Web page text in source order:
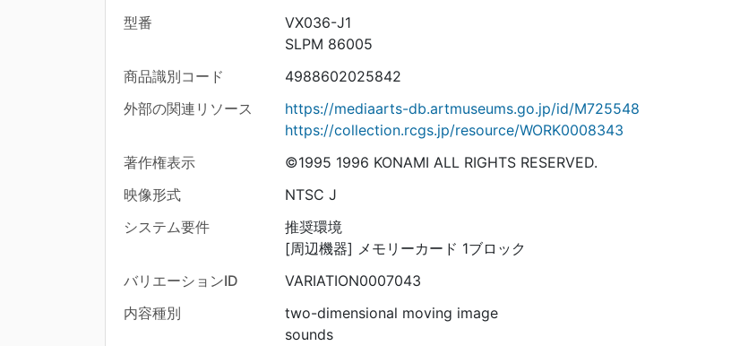
型番
VX036-J1
SLPM 86005
商品識別コード
4988602025842
外部の関連リソース
https://mediaarts-db.artmuseums.go.jp/id/M725548
https://collection.rcgs.jp/resource/WORK0008343
著作権表示
©1995 1996 KONAMI ALL RIGHTS RESERVED.
映像形式
NTSC J
システム要件
推奨環境
[周辺機器] メモリーカード 1ブロック
バリエーションID
VARIATION0007043
内容種別
two-dimensional moving image
sounds